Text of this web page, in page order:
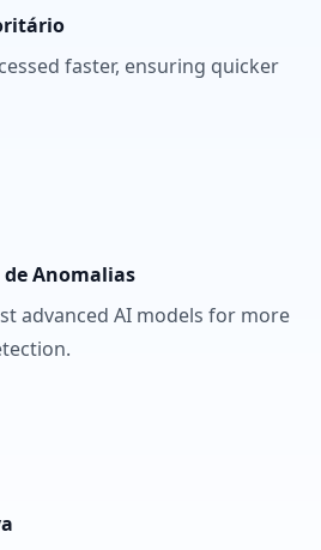
faster, ensuring quicker
de Anomalias
advanced AI models for more